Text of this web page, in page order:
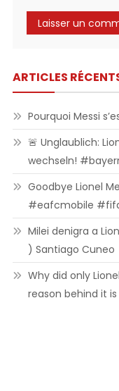
ARTICLES
Pourquoi Messi
🚨 Unglaublich:
wechseln!
Goodbye Lionel
#eafcmobile
Milei denigra a
) Santiago Cuneo
Why did only
reason behind it